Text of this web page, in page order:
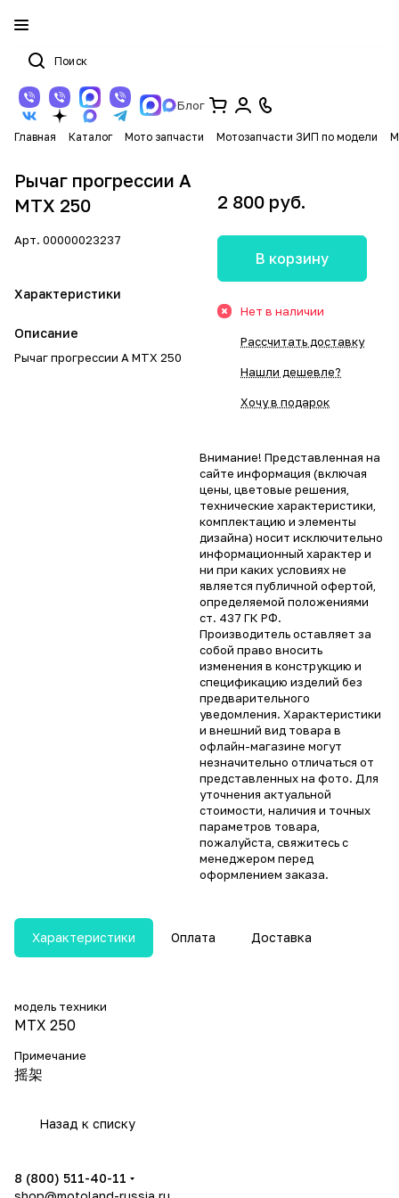
Блог
Главная Каталог Мото запчасти Мотозапчасти ЗИП по модели
Рычаг прогрессии A
MTX 250
Арт. 00000023237
Характеристики
Описание
Рычаг прогрессии A MTX 250
2 800 руб.
В корзину
Нет в наличии
Рассчитать доставку
Нашли дешевле?
Хочу в подарок
Внимание! Представленная на
сайте информация (включая
цены, цветовые решения,
технические характеристики,
комплектацию и элементы
дизайна) носит исключительно
информационный характер и
ни при каких условиях не
является публичной офертой,
определяемой положениями
ст. 437 ГК РФ.
Производитель оставляет за
собой право вносить
изменения в конструкцию и
спецификацию изделий без
предварительного
уведомления. Характеристики
и внешний вид товара в
офлайн-магазине могут
незначительно отличаться от
представленных на фото. Для
уточнения актуальной
стоимости, наличия и точных
параметров товара,
пожалуйста, свяжитесь с
менеджером перед
оформлением заказа.
Характеристики Оплата Доставка
модель техники
MTX 250
Примечание
摇架
Назад к списку
8 (800) 511-40-11